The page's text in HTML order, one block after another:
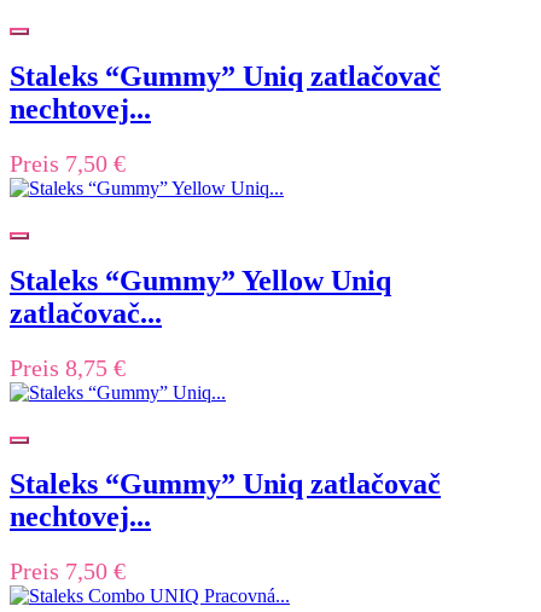
Staleks “Gummy” Uniq zatlačovač
nechtovej...
Preis 7,50 €
Staleks “Gummy” Yellow Uniq
zatlačovač...
Preis 8,75 €
Staleks “Gummy” Uniq zatlačovač
nechtovej...
Preis 7,50 €